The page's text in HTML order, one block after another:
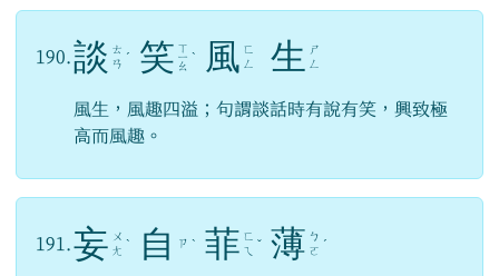
190. 談 ㄊ
ㄢ ˊ 笑 ㄒ
ㄧ
ㄠ
ˋ 風 ㄈ
ㄥ
生
ㄕ
ㄥ
風生，風趣四溢；句謂談話時有說有笑，興致極
高而風趣。
191. 妄 ㄨ
ㄤ ˋ 自 ㄗ ˋ 菲 ㄈ
ㄟ ˇ 薄 ㄅ
ㄛ ˊ